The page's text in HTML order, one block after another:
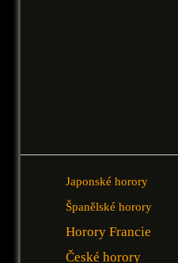
Japonské horory
Španělské horory
Horory Francie
České horory